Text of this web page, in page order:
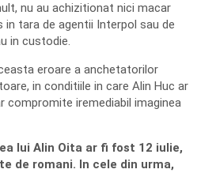
nu au achizitionat nici macar
tara de agentii Interpol sau de
in custodie.
eroare a anchetatorilor
in conditiile in care Alin Huc ar
compromite iremediabil imaginea
lui Alin Oita ar fi fost 12 iulie,
de romani. In cele din urma,